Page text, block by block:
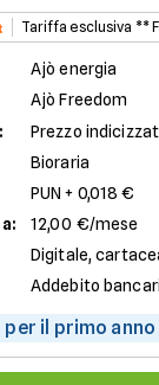
Tariffa esclusiva **
Ajò energia
Ajò Freedom
Prezzo
Bioraria
PUN + 0,018 €
12,00 €/mese
Digitale,
Addebito
il primo anno